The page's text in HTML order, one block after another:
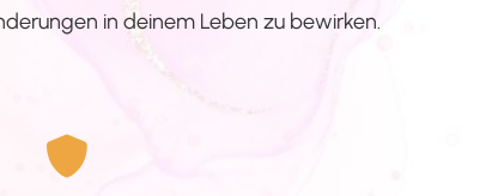
in deinem Leben zu bewirken.